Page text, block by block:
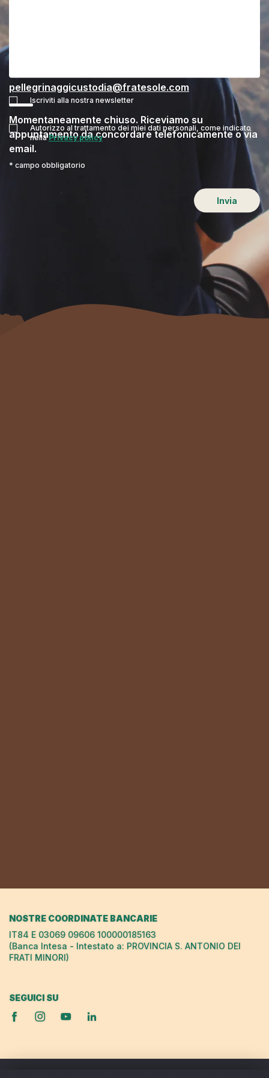
pellegrinaggicustodia@fratesole.com
Momentaneamente chiuso. Riceviamo su
appuntamento da concordare telefonicamente o via
email.
Iscriviti alla nostra newsletter
Autorizzo al trattamento dei miei dati personali, come indicato
nellaPrivacy policy
* campo obbligatorio
Invia
NOSTRE COORDINATE BANCARIE
IT84 E 03069 09606 100000185163
(Banca Intesa - Intestato a: PROVINCIA S. ANTONIO DEI
FRATI MINORI)
SEGUICI SU